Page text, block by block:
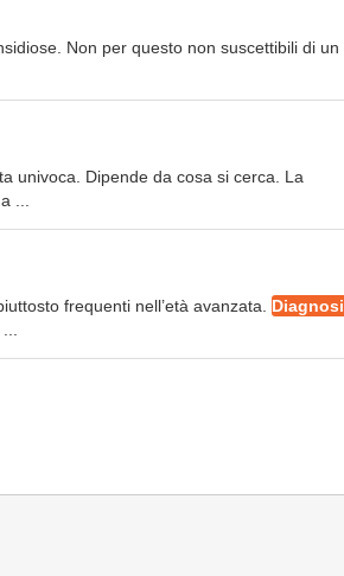
Non per questo non suscettibili di un
univoca. Dipende da cosa si cerca. La
...
frequenti nell’età avanzata. Diagnosi